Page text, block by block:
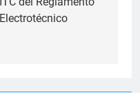
Electrotécnico